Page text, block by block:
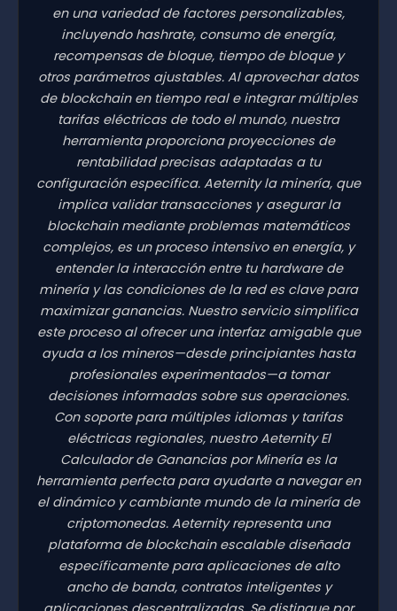
en una variedad de factores personalizables,
incluyendo hashrate, consumo de energía,
recompensas de bloque, tiempo de bloque y
otros parámetros ajustables. Al aprovechar datos
de blockchain en tiempo real e integrar múltiples
tarifas eléctricas de todo el mundo, nuestra
herramienta proporciona proyecciones de
rentabilidad precisas adaptadas a tu
configuración específica. Aeternity la minería, que
implica validar transacciones y asegurar la
blockchain mediante problemas matemáticos
complejos, es un proceso intensivo en energía, y
entender la interacción entre tu hardware de
minería y las condiciones de la red es clave para
maximizar ganancias. Nuestro servicio simplifica
este proceso al ofrecer una interfaz amigable que
ayuda a los mineros—desde principiantes hasta
profesionales experimentados—a tomar
decisiones informadas sobre sus operaciones.
Con soporte para múltiples idiomas y tarifas
eléctricas regionales, nuestro Aeternity El
Calculador de Ganancias por Minería es la
herramienta perfecta para ayudarte a navegar en
el dinámico y cambiante mundo de la minería de
criptomonedas. Aeternity representa una
plataforma de blockchain escalable diseñada
específicamente para aplicaciones de alto
ancho de banda, contratos inteligentes y